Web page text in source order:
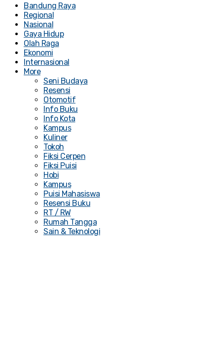
Bandung Raya
Regional
Nasional
Gaya Hidup
Olah Raga
Ekonomi
Internasional
More
Seni Budaya
Resensi
Otomotif
Info Buku
Info Kota
Kampus
Kuliner
Tokoh
Fiksi Cerpen
Fiksi Puisi
Hobi
Kampus
Puisi Mahasiswa
Resensi Buku
RT / RW
Rumah Tangga
Sain & Teknologi